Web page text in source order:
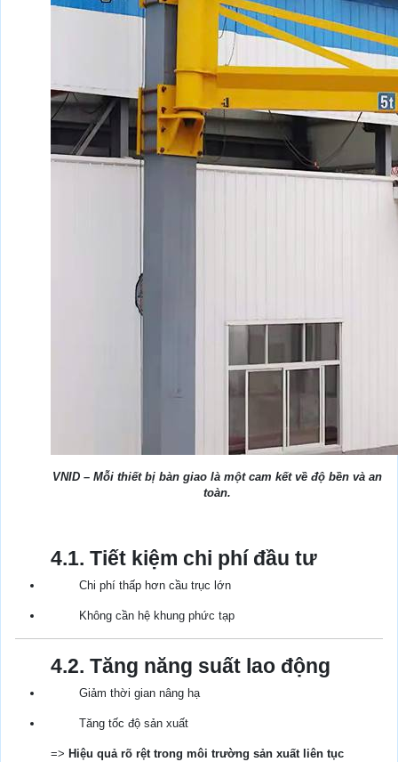
VNID – Mỗi thiết bị bàn giao là một cam kết về độ bền và an
toàn.
4.1. Tiết kiệm chi phí đầu tư
Chi phí thấp hơn cầu trục lớn
Không cần hệ khung phức tạp
4.2. Tăng năng suất lao động
Giảm thời gian nâng hạ
Tăng tốc độ sản xuất
=> Hiệu quả rõ rệt trong môi trường sản xuất liên tục